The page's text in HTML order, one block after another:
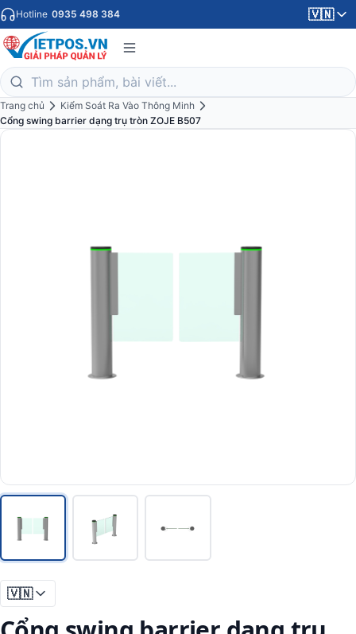
Hotline 0935 498 384 🇻🇳
Trang chủ
Kiểm Soát Ra Vào Thông Minh
Cổng swing barrier dạng trụ tròn ZOJE B507
🇻🇳